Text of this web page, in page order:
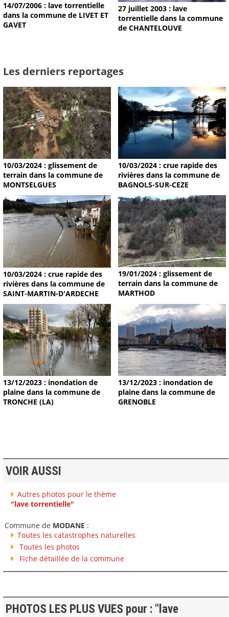
14/07/2006 : lave torrentielle
dans la commune de LIVET ET
GAVET
27 juillet 2003 : lave
torrentielle dans la commune
de CHANTELOUVE
Les derniers reportages
10/03/2024 : glissement de
terrain dans la commune de
MONTSELGUES
10/03/2024 : crue rapide des
rivières dans la commune de
BAGNOLS-SUR-CEZE
10/03/2024 : crue rapide des
rivières dans la commune de
SAINT-MARTIN-D'ARDECHE
19/01/2024 : glissement de
terrain dans la commune de
MARTHOD
13/12/2023 : inondation de
plaine dans la commune de
TRONCHE (LA)
13/12/2023 : inondation de
plaine dans la commune de
GRENOBLE
VOIR AUSSI
Autres photos pour le thème
"lave torrentielle"
Commune de MODANE :
Toutes les catastrophes naturelles
Toutes les photos
Fiche détaillée de la commune
PHOTOS LES PLUS VUES pour : "lave